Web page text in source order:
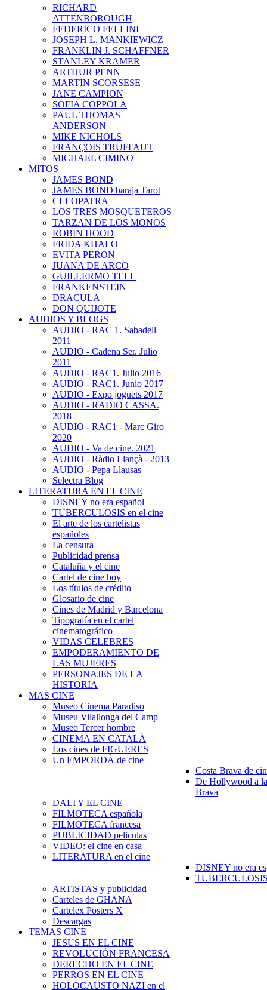
RICHARD
ATTENBOROUGH
FEDERICO FELLINI
JOSEPH L. MANKIEWICZ
FRANKLIN J. SCHAFFNER
STANLEY KRAMER
ARTHUR PENN
MARTIN SCORSESE
JANE CAMPION
SOFIA COPPOLA
PAUL THOMAS
ANDERSON
MIKE NICHOLS
FRANÇOIS TRUFFAUT
MICHAEL CIMINO
MITOS
JAMES BOND
JAMES BOND baraja Tarot
CLEOPATRA
LOS TRES MOSQUETEROS
TARZAN DE LOS MONOS
ROBIN HOOD
FRIDA KHALO
EVITA PERON
JUANA DE ARCO
GUILLERMO TELL
FRANKENSTEIN
DRACULA
DON QUIJOTE
AUDIOS Y BLOGS
AUDIO - RAC 1. Sabadell
2011
AUDIO - Cadena Ser. Julio
2011
AUDIO - RAC1. Julio 2016
AUDIO - RAC1. Junio 2017
AUDIO - Expo joguets 2017
AUDIO - RADIO CASSA.
2018
AUDIO - RAC1 - Marc Giro
2020
AUDIO - Va de cine. 2021
AUDIO - Ràdio Llançà - 2013
AUDIO - Pepa Llausas
Selectra Blog
LITERATURA EN EL CINE
DISNEY no era español
TUBERCULOSIS en el cine
El arte de los cartelistas
españoles
La censura
Publicidad prensa
Cataluña y el cine
Cartel de cine hoy
Los títulos de crédito
Glosario de cine
Cines de Madrid y Barcelona
Tipografía en el cartel
cinematográfico
VIDAS CELEBRES
EMPODERAMIENTO DE
LAS MUJERES
PERSONAJES DE LA
HISTORIA
MAS CINE
Museo Cinema Paradiso
Museu Vilallonga del Camp
Museo Tercer hombre
CINEMA EN CATALÀ
Los cines de FIGUERES
Un EMPORDÀ de cine
Costa Brava de
De Hollywood a
Brava
DALI Y EL CINE
FILMOTECA española
FILMOTECA francesa
PUBLICIDAD peliculas
VIDEO: el cine en casa
LITERATURA en el cine
DISNEY no era
ARTISTAS y publicidad
Carteles de GHANA
Cartelex Posters X
Descargas
TEMAS CINE
JESUS EN EL CINE
REVOLUCIÓN FRANCESA
DERECHO EN EL CINE
PERROS EN EL CINE
HOLOCAUSTO NAZI en el